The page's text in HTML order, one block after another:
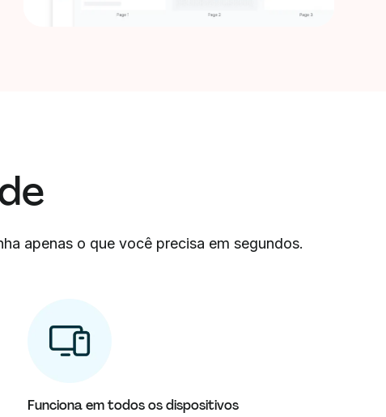
apenas o que você precisa em segundos.
Funciona em todos os dispositivos